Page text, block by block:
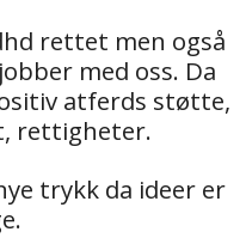
rettet men også
med oss. Da
atferds støtte,
rettigheter.
trykk da ideer er